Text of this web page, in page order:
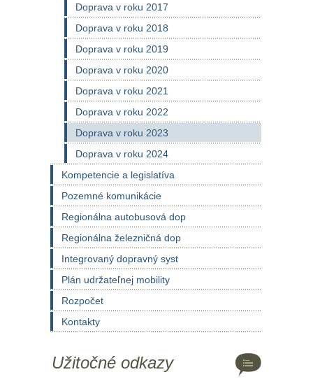
Doprava v roku 2017
Doprava v roku 2018
Doprava v roku 2019
Doprava v roku 2020
Doprava v roku 2021
Doprava v roku 2022
Doprava v roku 2023
Doprava v roku 2024
Kompetencie a legislatíva
Pozemné komunikácie
Regionálna autobusová dop
Regionálna železničná dop
Integrovaný dopravný syst
Plán udržateľnej mobility
Rozpočet
Kontakty
Užitočné odkazy